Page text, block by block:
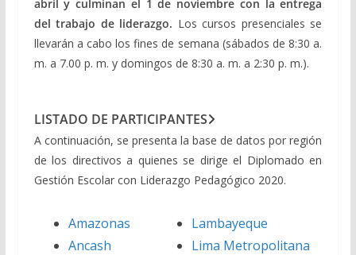
abril y culminan el 1 de noviembre con la entrega
del trabajo de liderazgo. Los cursos presenciales se
llevarán a cabo los fines de semana (sábados de 8:30 a.
m. a 7.00 p. m. y domingos de 8:30 a. m. a 2:30 p. m.).
LISTADO DE PARTICIPANTES
A continuación, se presenta la base de datos por región
de los directivos a quienes se dirige el Diplomado en
Gestión Escolar con Liderazgo Pedagógico 2020.
Amazonas
Ancash
Lambayeque
Lima Metropolitana